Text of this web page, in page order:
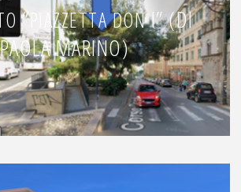
“PIAZZETTADONI” (DI
PAOLA MARINO)